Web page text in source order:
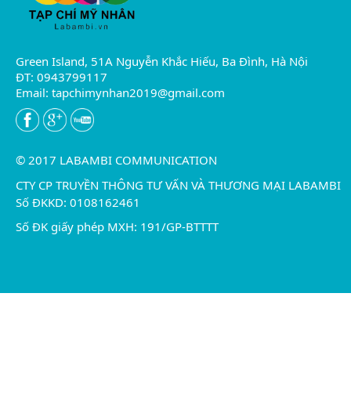
Green Island, 51A Nguyễn Khắc Hiếu, Ba Đình, Hà Nội
ĐT: 0943799117
Email: tapchimynhan2019@gmail.com
© 2017 LABAMBI COMMUNICATION
CTY CP TRUYỀN THÔNG TƯ VẤN VÀ THƯƠNG MẠI LABAMBI
Số ĐKKD: 0108162461
Số ĐK giấy phép MXH: 191/GP-BTTTT